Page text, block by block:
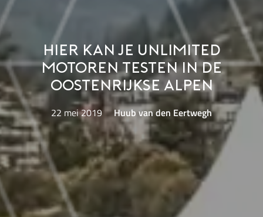
Hier kan je unlimited
motoren testen in de
Oostenrijkse Alpen
22 mei 2019 Huub van den Eertwegh